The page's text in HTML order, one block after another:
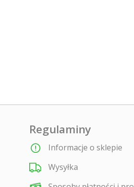
Regulaminy
Informacje o sklepie
Wysyłka